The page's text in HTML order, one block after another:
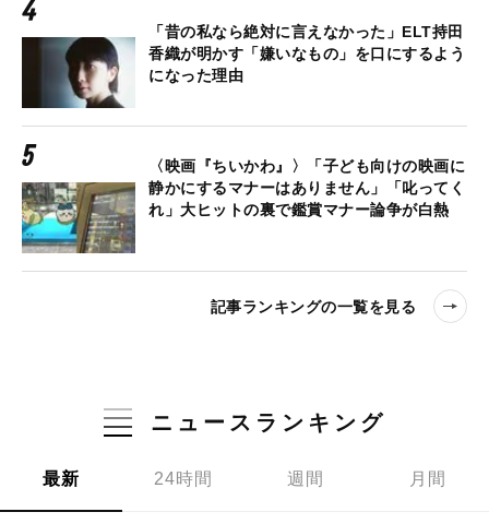
「昔の私なら絶対に言えなかった」ELT持田
香織が明かす「嫌いなもの」を口にするよう
になった理由
〈映画『ちいかわ』〉「子ども向けの映画に
静かにするマナーはありません」「叱ってく
れ」大ヒットの裏で鑑賞マナー論争が白熱
記事ランキングの一覧を見る
ニュースランキング
最新 24時間 週間 月間